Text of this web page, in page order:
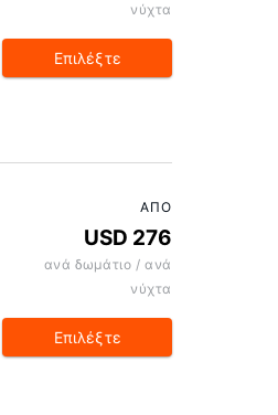
νύχτα
Επιλέξτε
ΑΠΌ
USD 276
ανά δωμάτιο / ανά
νύχτα
Επιλέξτε